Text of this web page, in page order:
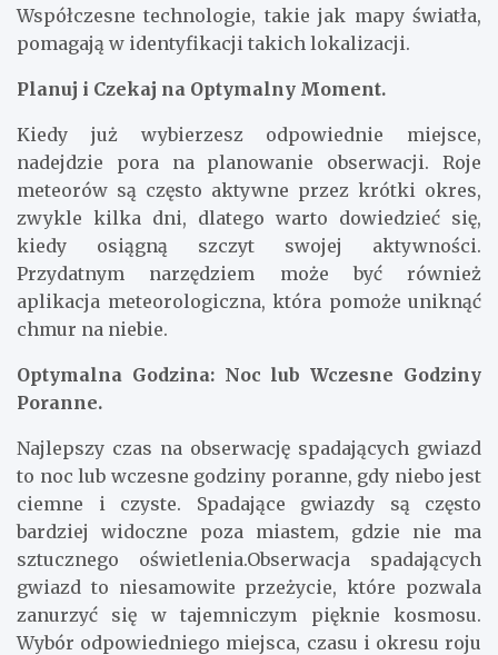
Współczesne technologie, takie jak mapy światła,
pomagają w identyfikacji takich lokalizacji.
Planuj i Czekaj na Optymalny Moment.
Kiedy już wybierzesz odpowiednie miejsce,
nadejdzie pora na planowanie obserwacji. Roje
meteorów są często aktywne przez krótki okres,
zwykle kilka dni, dlatego warto dowiedzieć się,
kiedy osiągną szczyt swojej aktywności.
Przydatnym narzędziem może być również
aplikacja meteorologiczna, która pomoże uniknąć
chmur na niebie.
Optymalna Godzina: Noc lub Wczesne Godziny
Poranne.
Najlepszy czas na obserwację spadających gwiazd
to noc lub wczesne godziny poranne, gdy niebo jest
ciemne i czyste. Spadające gwiazdy są często
bardziej widoczne poza miastem, gdzie nie ma
sztucznego oświetlenia.Obserwacja spadających
gwiazd to niesamowite przeżycie, które pozwala
zanurzyć się w tajemniczym pięknie kosmosu.
Wybór odpowiedniego miejsca, czasu i okresu roju